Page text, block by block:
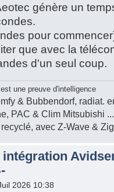
génère un
pour
que avec la
d'un seul coup.
une preuve d'intelligence
& Bubbendorf, radiat.
PAC & Clim Mitsubishi ...
avec Z-Wave &
2026 10:38